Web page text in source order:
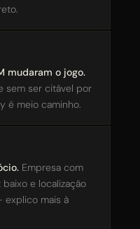
mudaram o jogo.
sem ser citável por
é meio caminho.
Empresa com
e localização
explico mais à